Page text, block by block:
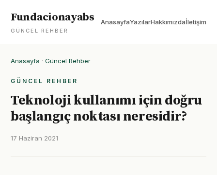
Fundacionayabs
GÜNCEL REHBER
AnasayfaYazılarHakkımızdaİletişim
Anasayfa · Güncel Rehber
GÜNCEL REHBER
Teknoloji kullanımı için doğru
başlangıç noktası neresidir?
17 Haziran 2021